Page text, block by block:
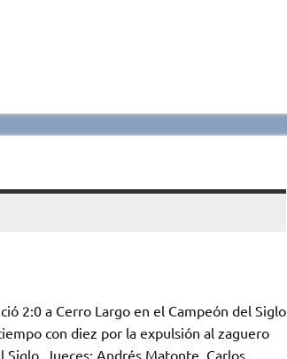
2:0 a Cerro Largo en el Campeón del Siglo
con diez por la expulsión al zaguero
Jueces: Andrés Matonte, Carlos